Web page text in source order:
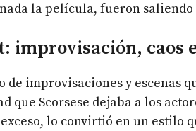
la película, fueron saliendo
improvisación, caos
improvisaciones y escenas
que Scorsese dejaba a los
lo convirtió en un estilo